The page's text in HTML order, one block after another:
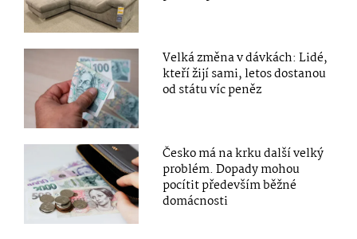
Velká změna v dávkách: Lidé,
kteří žijí sami, letos dostanou
od státu víc peněz
Česko má na krku další velký
problém. Dopady mohou
pocítit především běžné
domácnosti